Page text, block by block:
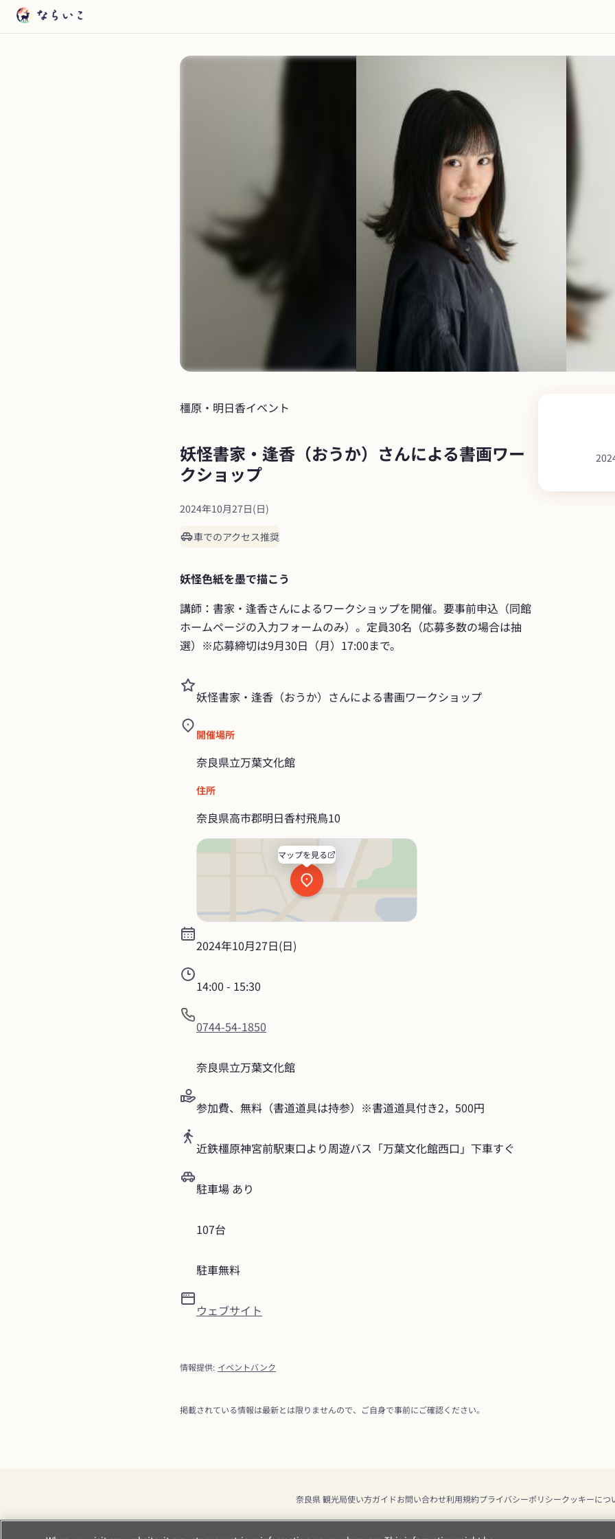
橿原・明日香イベント
妖怪書家・逢香（おうか）さんによる書画ワー
クショップ
2024年10月27日(日)
車でのアクセス推奨
妖怪色紙を墨で描こう
講師：書家・逢香さんによるワークショップを開催。要事前申込（同館
ホームページの入力フォームのみ）。定員30名（応募多数の場合は抽
選）※応募締切は9月30日（月）17:00まで。
妖怪書家・逢香（おうか）さんによる書画ワークショップ
開催場所
奈良県立万葉文化館
住所
奈良県高市郡明日香村飛鳥10
マップを見る
2024年10月27日(日)
14:00 - 15:30
0744-54-1850
奈良県立万葉文化館
参加費、無料（書道道具は持参）※書道道具付き2，500円
近鉄橿原神宮前駅東口より周遊バス「万葉文化館西口」下車すぐ
駐車場 あり
107台
駐車無料
ウェブサイト
情報提供: イベントバンク
掲載されている情報は最新とは限りませんので、ご自身で事前にご確認ください。
奈良県 観光局使い方ガイドお問い合わせ利用規約プライバシーポリシークッキーにつ